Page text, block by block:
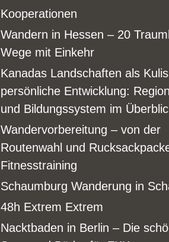
Kooperationen
Wandern in Hessen – 20
Wege mit Einkehr
Kanadas Landschaften als
persönliche Entwicklung:
und Bildungssystem im
Wandervorbereitung – von der
Routenwahl und
Fitnesstraining
Schaumburg Wanderung in
48h Extrem Extrem
Nacktbaden in Berlin – Die